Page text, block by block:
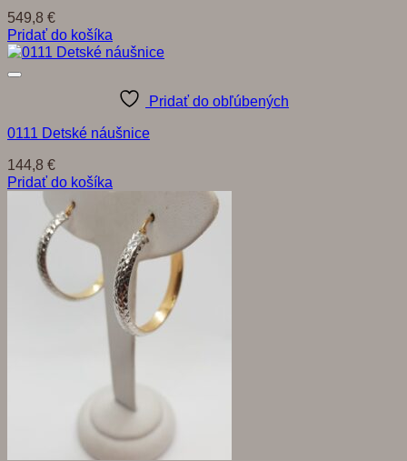
549,8 €
Pridať do košíka
Pridať do obľúbených
0111 Detské náušnice
144,8 €
Pridať do košíka